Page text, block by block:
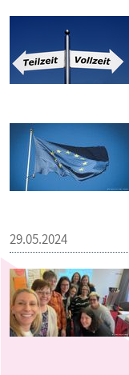
29.05.2024